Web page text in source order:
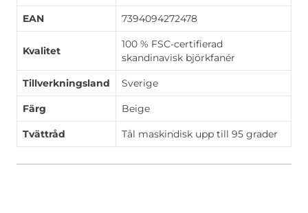
EAN 7394094272478
Kvalitet
100 % FSC-certifierad
skandinavisk björkfanér
Tillverkningsland Sverige
Färg Beige
Tvättråd Tål maskindisk upp till 95 grader